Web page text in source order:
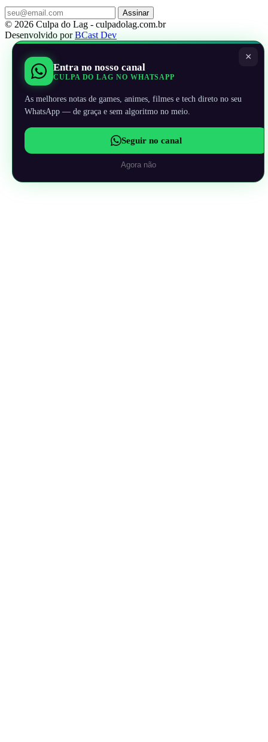
Assinar
© 2026 Culpa do Lag - culpadolag.com.br
Desenvolvido porBCast Dev
×
Entra no nosso canal
CULPA DO LAG NO WHATSAPP
As melhores notas de games, animes, filmes e tech direto no seu
WhatsApp — de graça e sem algoritmo no meio.
Seguir no canal
Agora não